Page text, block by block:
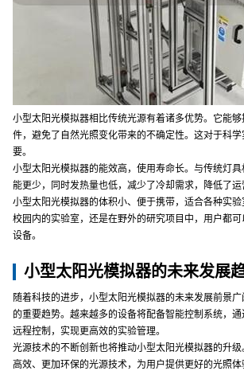
小型太阳光模拟器相比传统光源有着诸多优势。它能
件，避免了自然光照变化带来的不确定性。这对于科
要。
小型太阳光模拟器的能效高，使用寿命长。与传统灯
能更少，同时发热量也低，减少了冷却需求，降低了运
小型太阳光模拟器的体积小、便于携带，适合各种实
校园内的实验室，还是在野外的研究项目中，用户都
设备。
小型太阳光模拟器的未来发展
随着科技的进步，小型太阳光模拟器的未来发展前景
的重要趋势。越来越多的设备将配备智能控制系统，
远程控制，实现更高效的实验管理。
光源技术的不断创新也将推动小型太阳光模拟器的升
高效、更加环保的光源技术，为用户提供更好的光照体